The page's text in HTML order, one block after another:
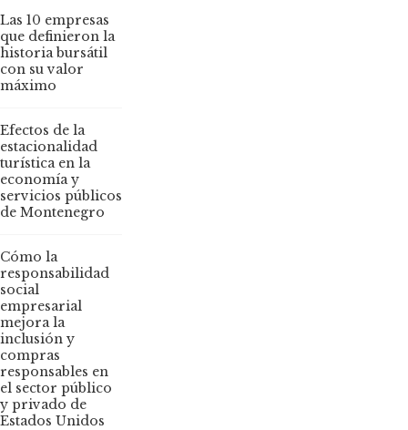
Las 10 empresas
que definieron la
historia bursátil
con su valor
máximo
Efectos de la
estacionalidad
turística en la
economía y
servicios públicos
de Montenegro
Cómo la
responsabilidad
social
empresarial
mejora la
inclusión y
compras
responsables en
el sector público
y privado de
Estados Unidos